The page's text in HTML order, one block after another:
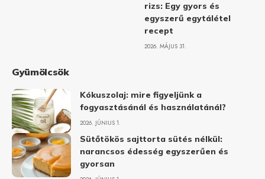
rizs: Egy gyors és
egyszerű egytálétel
recept
2026. MÁJUS 31.
Gyümölcsök
Kókuszolaj: mire figyeljünk a
fogyasztásánál és használatánál?
2026. JÚNIUS 1.
Sütőtökös sajttorta sütés nélkül:
narancsos édesség egyszerűen és
gyorsan